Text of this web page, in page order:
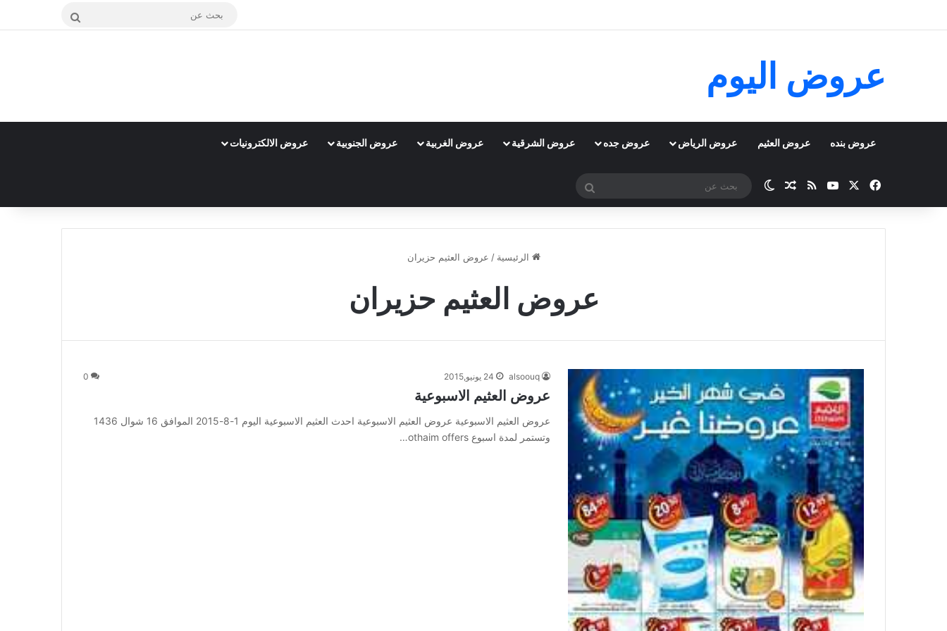
بحث
عروض اليوم
عروض بنده عروض العثيم عروض الرياض عروض جده عروض الشرقية عروض الغربية عروض الجنوبية عروض الالكترونيات
فيسبوك ‫YouTubeملخص الموقع RSS
مقال عشوائي
الوضع المظلم
بحث
الرئيسية / عروض العثيم حزيران
عروض العثيم حزيران
alsoouq 24 يونيو,2015 0
عروض العثيم الاسبوعية
عروض العثيم الاسبوعية عروض العثيم الاسبوعية احدث العثيم الاسبوعية اليوم 1-8-2015 الموافق 16 شوال 1436
وتستمر لمدة اسبوع othaim offers…